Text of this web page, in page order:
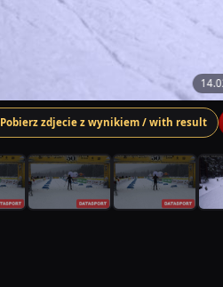
Pobierz zdjecie z wynikiem / with result